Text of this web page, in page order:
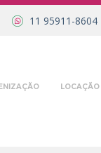
11 95911-8604
LOCAÇÃO